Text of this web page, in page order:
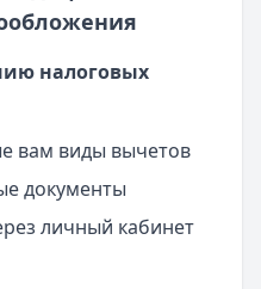
налоговых
вам виды вычетов
документы
личный кабинет